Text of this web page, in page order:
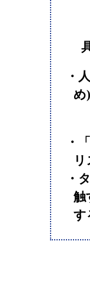
例
例
・
め)
例
・
・
触
す